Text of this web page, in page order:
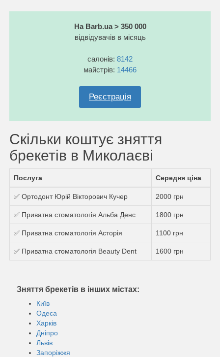
На Barb.ua > 350 000
відвідувачів в місяць
салонів: 8142
майстрів: 14466
Реєстрація
Скільки коштує зняття
брекетів в Миколаєві
Послуга Середня ціна
✅ Ортодонт Юрій Вікторович Кучер 2000 грн
✅ Приватна стоматологія Альба Денс 1800 грн
✅ Приватна стоматологія Асторія 1100 грн
✅ Приватна стоматологія Beauty Dent 1600 грн
Зняття брекетів в інших містах:
Київ
Одеса
Харків
Дніпро
Львів
Запоріжжя